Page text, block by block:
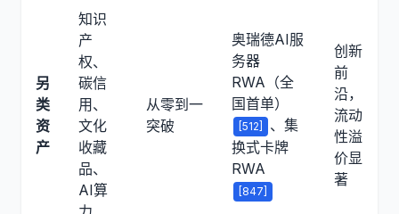
另
类
资
产
知识
产
权、
碳信
用、
文化
收藏
品、
AI算
从零到一
突破
奥瑞德AI服
务器
RWA（全
国首单）
[512]
、集
换式卡牌
RWA
[847]
创新
前
沿，
流动
性溢
价显
著